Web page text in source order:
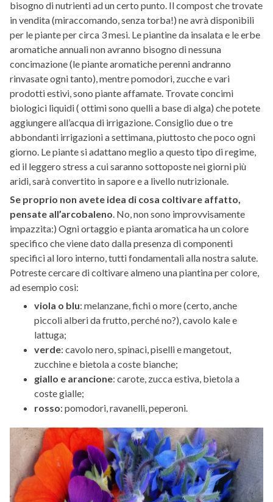
bisogno di nutrienti ad un certo punto. Il compost che trovate
in vendita (miraccomando, senza torba!) ne avrà disponibili
per le piante per circa 3 mesi. Le piantine da insalata e le erbe
aromatiche annuali non avranno bisogno di nessuna
concimazione (le piante aromatiche perenni andranno
rinvasate ogni tanto), mentre pomodori, zucche e vari
prodotti estivi, sono piante affamate. Trovate concimi
biologici liquidi ( ottimi sono quelli a base di alga) che potete
aggiungere all’acqua di irrigazione. Consiglio due o tre
abbondanti irrigazioni a settimana, piuttosto che poco ogni
giorno. Le piante si adattano meglio a questo tipo di regime,
ed il leggero stress a cui saranno sottoposte nei giorni più
aridi, sarà convertito in sapore e a livello nutrizionale.
Se proprio non avete idea di cosa coltivare affatto,
pensate all’arcobaleno. No, non sono improvvisamente
impazzita:) Ogni ortaggio e pianta aromatica ha un colore
specifico che viene dato dalla presenza di componenti
specifici al loro interno, tutti fondamentali alla nostra salute.
Potreste cercare di coltivare almeno una piantina per colore,
ad esempio cosi:
viola o blu: melanzane, fichi o more (certo, anche
piccoli alberi da frutto, perché no?), cavolo kale e
lattuga;
verde: cavolo nero, spinaci, piselli e mangetout,
zucchine e bietola a coste bianche;
giallo e arancione: carote, zucca estiva, bietola a
coste gialle;
rosso: pomodori, ravanelli, peperoni.